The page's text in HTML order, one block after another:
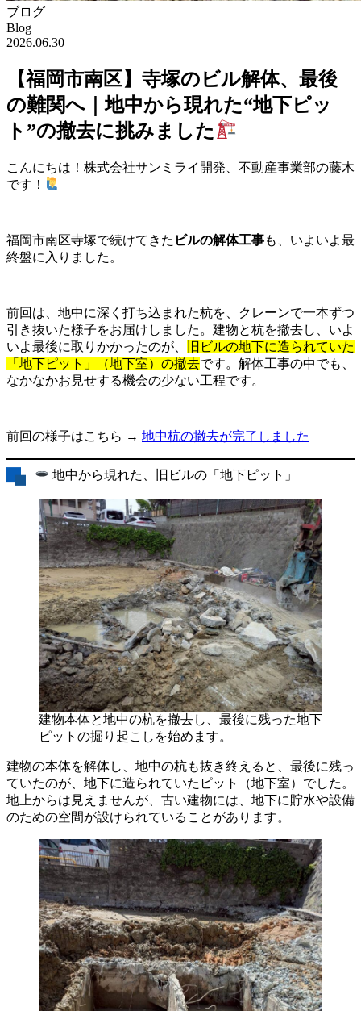
ブログ
Blog
2026.06.30
【福岡市南区】寺塚のビル解体、最後
の難関へ｜地中から現れた“地下ピッ
ト”の撤去に挑みました
こんにちは！株式会社サンミライ開発、不動産事業部の藤木
です！
福岡市南区寺塚で続けてきた ビルの解体工事も、いよいよ最
終盤に入りました。
前回は、地中に深く打ち込まれた杭を、クレーンで一本ずつ
引き抜いた様子をお届けしました。建物と杭を撤去し、いよ
いよ最後に取りかかったのが、
旧ビルの地下に造られていた
「地下ピット」（地下室）の撤去です。解体工事の中でも、
なかなかお見せする機会の少ない工程です。
前回の様子はこちら → 地中杭の撤去が完了しました
地中から現れた、旧ビルの「地下ピット」
建物本体と地中の杭を撤去し、最後に残った地下
ピットの掘り起こしを始めます。
建物の本体を解体し、地中の杭も抜き終えると、最後に残っ
ていたのが、地下に造られていたピット（地下室）でした。
地上からは見えませんが、古い建物には、地下に貯水や設備
のための空間が設けられていることがあります。